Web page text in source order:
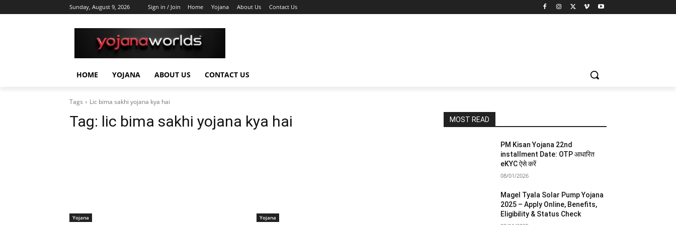
Sunday, August 9, 2026 Sign in / Join Home Yojana About Us Contact Us
HOME YOJANA ABOUT US CONTACT US
Tags Lic bima sakhi yojana kya hai
Tag: lic bima sakhi yojana kya hai
Yojana Yojana
MOST READ
PM Kisan Yojana 22nd
installment Date: OTP आधारित
eKYC ऐसे करें
08/01/2026
Magel Tyala Solar Pump Yojana
2025 – Apply Online, Benefits,
Eligibility & Status Check